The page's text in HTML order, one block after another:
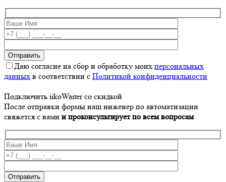
Даю согласие на сбор и обработку моих персональных
данных в соответствии с Политикой конфиденциальности
Подключить iikoWaiter со скидкой
После отправки формы наш инженер по автоматизации
свяжется с вами и проконсультирует по всем вопросам